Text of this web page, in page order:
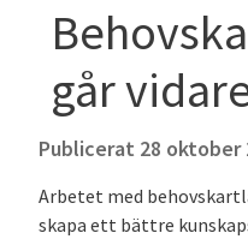
går
Publicerat 28 oktober
Arbetet med
skapa ett bättre